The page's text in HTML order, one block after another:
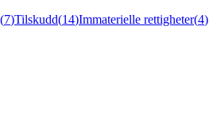
(7)Tilskudd(14)Immaterielle rettigheter(4)